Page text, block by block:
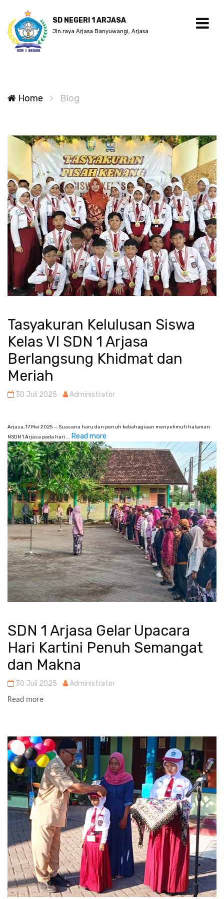
SD NEGERI 1 ARJASA
Jln.raya Arjasa Banyuwangi, Arjasa
Home Blog
Tasyakuran Kelulusan Siswa
Kelas VI SDN 1 Arjasa
Berlangsung Khidmat dan
Meriah
30 Juli 2025 Administrator
Arjasa, 17 Mei 2025 — Suasana haru dan penuh kebahagiaan menyelimuti halaman
NSDN 1 Arjasa pada hari ... Read more
SDN 1 Arjasa Gelar Upacara
Hari Kartini Penuh Semangat
dan Makna
30 Juli 2025 Administrator
Read more